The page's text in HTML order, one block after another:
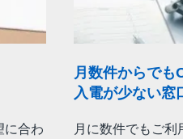
に合わ
月数件からでも
入電が少ない窓
月に数件でもご